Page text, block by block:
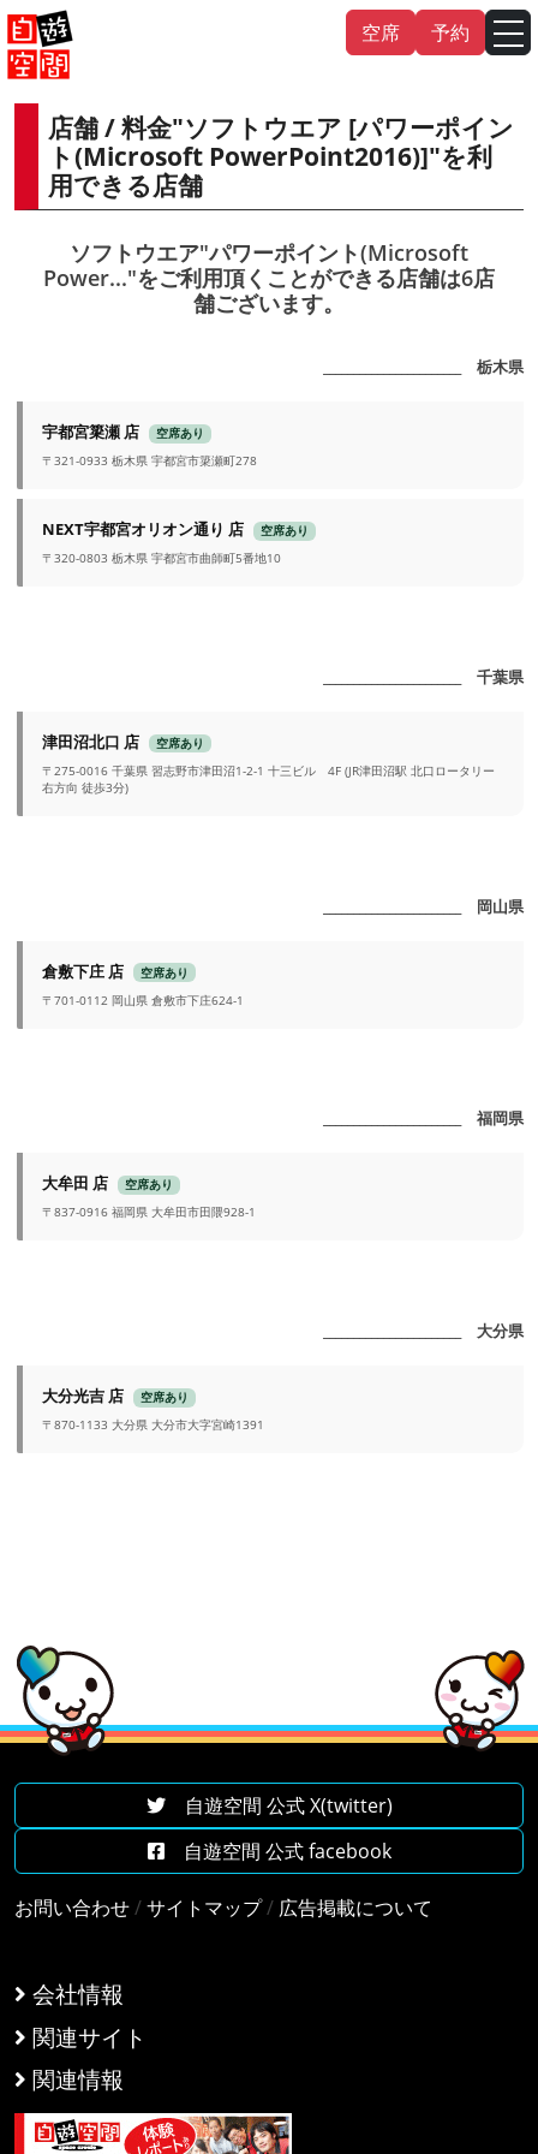
Skip
to
content
空席 予約
店舗 / 料金"ソフトウエア [パワーポイン
ト(Microsoft PowerPoint2016)]"を利
用できる店舗
ソフトウエア"パワーポイント(Microsoft
Power..."をご利用頂くことができる店舗は6店
舗ございます。
_______________________ 栃木県
宇都宮簗瀬 店
空席あり
〒321-0933 栃木県 宇都宮市簗瀬町278
NEXT宇都宮オリオン通り 店
空席あり
〒320-0803 栃木県 宇都宮市曲師町5番地10
_______________________ 千葉県
津田沼北口 店
空席あり
〒275-0016 千葉県 習志野市津田沼1-2-1 十三ビル 4F (JR津田沼駅 北口ロータリー
右方向 徒歩3分)
_______________________ 岡山県
倉敷下庄 店
空席あり
〒701-0112 岡山県 倉敷市下庄624-1
_______________________ 福岡県
大牟田 店
空席あり
〒837-0916 福岡県 大牟田市田隈928-1
_______________________ 大分県
大分光吉 店
空席あり
〒870-1133 大分県 大分市大字宮崎1391
会社情報
関連サイト
関連情報
自遊空間 公式 X(twitter)
自遊空間 公式 facebook
お問い合わせ/サイトマップ/ 広告掲載について
English 中文（繁體） 中文（简体）
한국어
日本語